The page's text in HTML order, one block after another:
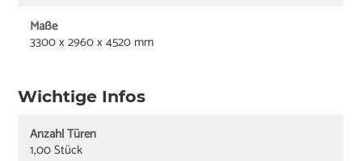
Maße
3300 x 2960 x 4520 mm
Wichtige Infos
Anzahl Türen
1,00 Stück